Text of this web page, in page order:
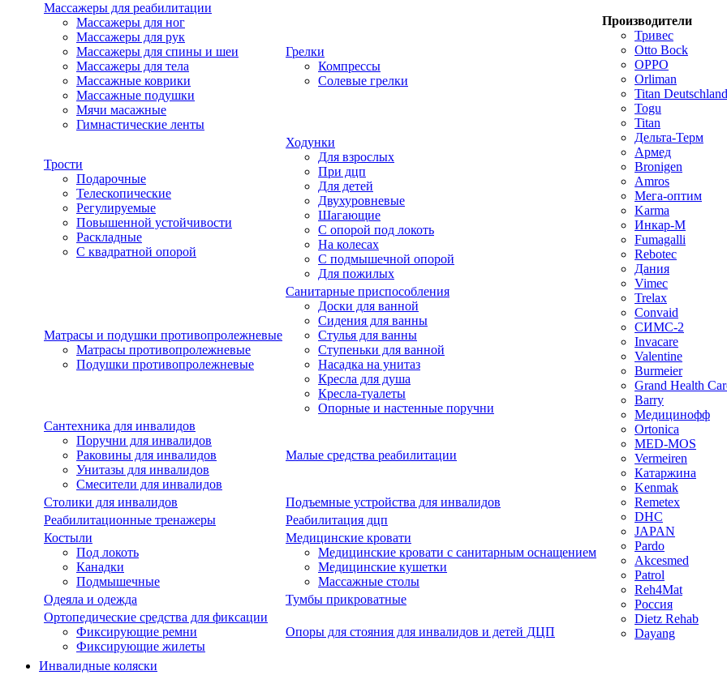
Массажеры для реабилитации
Массажеры для ног
Массажеры для рук
Массажеры для спины и шеи
Массажеры для тела
Массажные коврики
Массажные подушки
Мячи масажные
Гимнастические ленты
Грелки
Компрессы
Солевые грелки
Трости
Подарочные
Телескопические
Регулируемые
Повышенной устойчивости
Раскладные
С квадратной опорой
Ходунки
Для взрослых
При дцп
Для детей
Двухуровневые
Шагающие
С опорой под локоть
На колесах
С подмышечной опорой
Для пожилых
Матрасы и подушки противопролежневые
Матрасы противопролежневые
Подушки противопролежневые
Санитарные приспособления
Доски для ванной
Сидения для ванны
Стулья для ванны
Ступеньки для ванной
Насадка на унитаз
Кресла для душа
Кресла-туалеты
Опорные и настенные поручни
Сантехника для инвалидов
Поручни для инвалидов
Раковины для инвалидов
Унитазы для инвалидов
Смесители для инвалидов
Малые средства реабилитации
Столики для инвалидов
Подъемные устройства для инвалидов
Реабилитационные тренажеры
Реабилитация дцп
Костыли
Под локоть
Канадки
Подмышечные
Медицинские кровати
Медицинские кровати с санитарным оснащением
Медицинские кушетки
Массажные столы
Одеяла и одежда
Тумбы прикроватные
Ортопедические средства для фиксации
Фиксирующие ремни
Фиксирующие жилеты
Опоры для стояния для инвалидов и детей ДЦП
Производители
Тривес
Otto Bock
OPPO
Orliman
Titan
Togu
Titan
Дельта-Терм
Армед
Bronigen
Amros
Мега-оптим
Karma
Инкар-М
Fumagalli
Rebotec
Дания
Vimec
Trelax
Convaid
СИМС-2
Invacare
Valentine
Burmeier
Grand Health
Barry
Медицинофф
Ortonica
MED-MOS
Vermeiren
Катаржина
Kenmak
Remetex
DHC
JAPAN
Pardo
Akcesmed
Patrol
Reh4Mat
Россия
Dietz Rehab
Dayang
Инвалидные коляски